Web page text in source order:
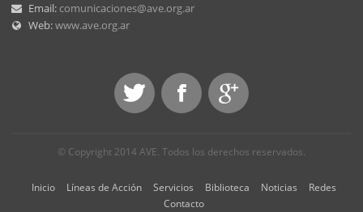
Email: comunicaciones@ave.org.ar
Web:www.ave.org.ar
© Copyright 2014 AVE. Todos los derechos reservados.
Inicio Líneas de Acción Servicios Biblioteca Noticias
Redes
Contacto